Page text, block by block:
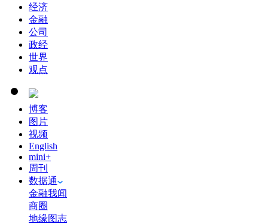
经济
金融
公司
政经
世界
观点
博客
图片
视频
English
mini+
周刊
数据通
金融我闻
商圈
地缘图志